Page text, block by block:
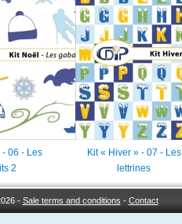
- 06 - Les
2
Kit « Hiver » - 07 - Les
lettrines
- Sale terms and conditions - Contact